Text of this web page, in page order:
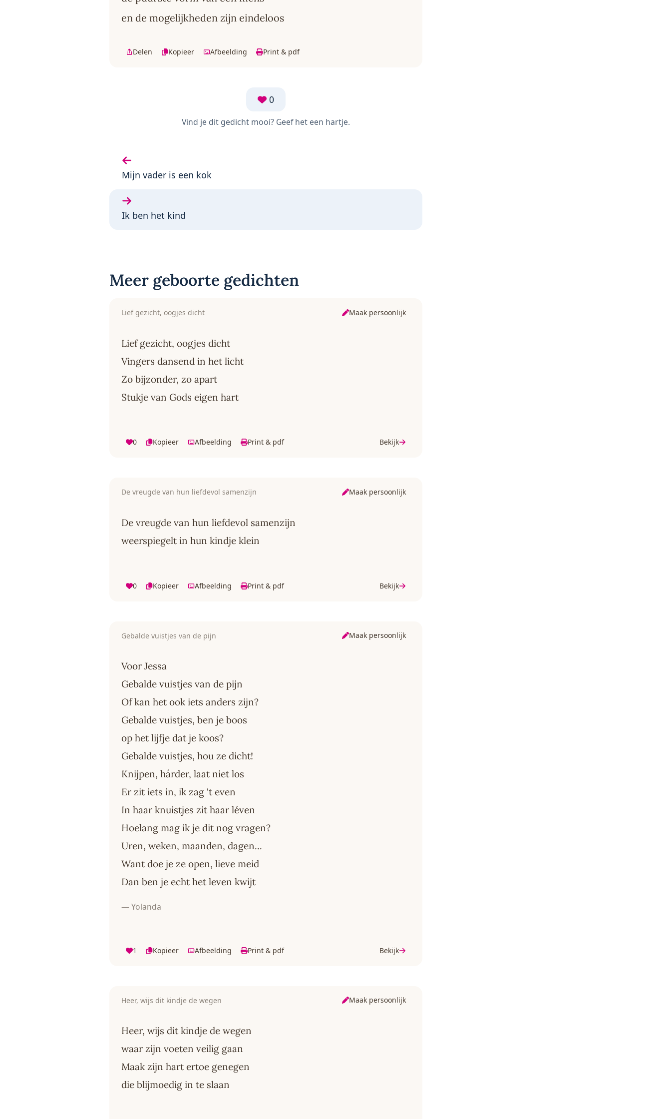
en de mogelijkheden zijn eindeloos
Delen Kopieer Afbeelding Print & pdf
0
Vind je dit gedicht mooi? Geef het een hartje.
Vorige gedicht:
Mijn vader is een kok
Volgende gedicht:
Ik ben het kind
Meer geboorte gedichten
Lief gezicht, oogjes dicht Maak persoonlijk
Lief gezicht, oogjes dicht
Vingers dansend in het licht
Zo bijzonder, zo apart
Stukje van Gods eigen hart
0 Kopieer Afbeelding Print & pdf Bekijk
De vreugde van hun liefdevol samenzijn Maak persoonlijk
De vreugde van hun liefdevol samenzijn
weerspiegelt in hun kindje klein
0 Kopieer Afbeelding Print & pdf Bekijk
Gebalde vuistjes van de pijn Maak persoonlijk
Voor Jessa
Gebalde vuistjes van de pijn
Of kan het ook iets anders zijn?
Gebalde vuistjes, ben je boos
op het lijfje dat je koos?
Gebalde vuistjes, hou ze dicht!
Knijpen, hárder, laat niet los
Er zit iets in, ik zag 't even
In haar knuistjes zit haar léven
Hoelang mag ik je dit nog vragen?
Uren, weken, maanden, dagen...
Want doe je ze open, lieve meid
Dan ben je echt het leven kwijt
— Yolanda
1 Kopieer Afbeelding Print & pdf Bekijk
Heer, wijs dit kindje de wegen Maak persoonlijk
Heer, wijs dit kindje de wegen
waar zijn voeten veilig gaan
Maak zijn hart ertoe genegen
die blijmoedig in te slaan